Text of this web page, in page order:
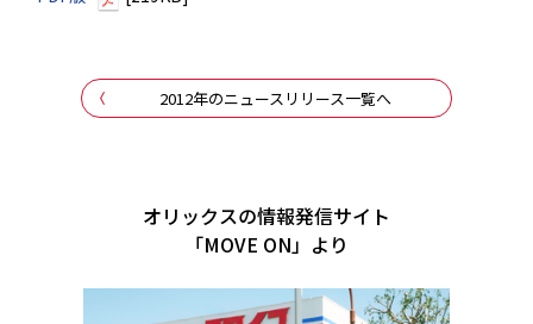
2012年のニュースリリース一覧へ
オリックスの情報発信サイト
「MOVE ON」より